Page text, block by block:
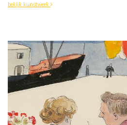
bekijk kunstwerk